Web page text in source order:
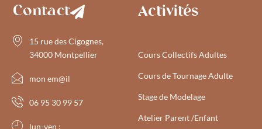
Contact
15 rue des Cigognes,
34000 Montpellier
mon em@il
06 95 30 99 57
lun-ven :
Activités
Cours Collectifs Adultes
Cours de Tournage Adulte
Stage de Modelage
Atelier Parent /Enfant